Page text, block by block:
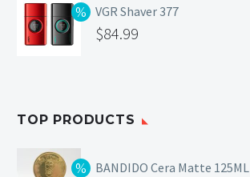
VGR Shaver 377
$84.99
TOP PRODUCTS
BANDIDO Cera Matte 125ML